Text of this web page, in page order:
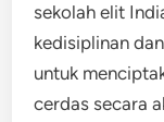
sekolah elit
kedisiplinan
untuk
cerdas secara